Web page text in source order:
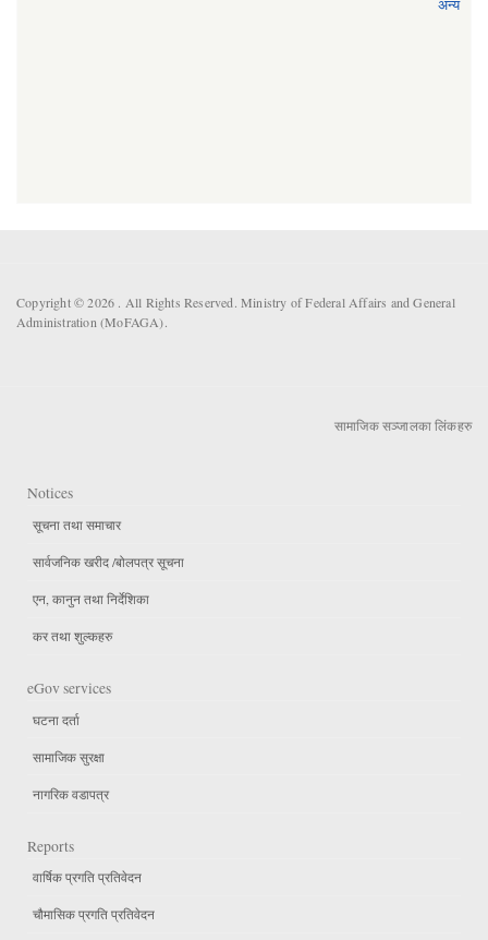
अन्य
Copyright © 2026 . All Rights Reserved. Ministry of Federal Affairs and General
Administration (MoFAGA).
सामाजिक सञ्जालका लिंकहरु
Notices
सूचना तथा समाचार
सार्वजनिक खरीद /बोलपत्र सूचना
एन, कानुन तथा निर्देशिका
कर तथा शुल्कहरु
eGov services
घटना दर्ता
सामाजिक सुरक्षा
नागरिक वडापत्र
Reports
वार्षिक प्रगति प्रतिवेदन
चौमासिक प्रगति प्रतिवेदन